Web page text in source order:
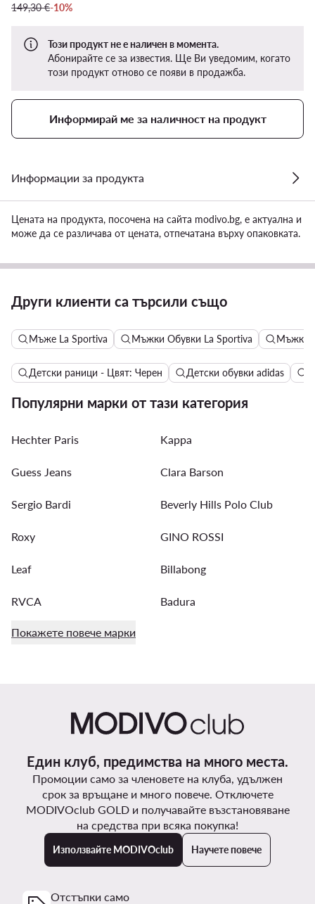
149,30 €-10%
Този продукт не е наличен в момента.
Абонирайте се за известия. Ще Ви уведомим, когато
този продукт отново се появи в продажба.
Информирай ме за наличност на продукт
Информации за продукта
Цената на продукта, посочена на сайта modivo.bg, е актуална и
може да се различава от цената, отпечатана върху опаковката.
Други клиенти са търсили също
Мъже La Sportiva Мъжки Обувки La Sportiva Мъжки
Детски раници - Цвят: Черен Детски обувки adidas
Популярни марки от тази категория
Hechter Paris Kappa
Guess Jeans Clara Barson
Sergio Bardi Beverly Hills Polo Club
Roxy GINO ROSSI
Leaf Billabong
RVCA Badura
Покажете повече марки
Един клуб, предимства на много места.
Промоции само за членовете на клуба, удължен
срок за връщане и много повече. Отключете
MODIVOclub GOLD и получавайте възстановяване
на средства при всяка покупка!
Използвайте MODIVOclub Научете повече
Отстъпки само